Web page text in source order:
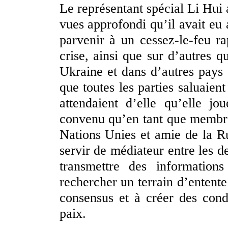
Le représentant spécial Li Hui
vues approfondi qu’il avait eu
parvenir à un cessez-le-feu
crise, ainsi que sur d’autres
Ukraine et dans d’autres
que toutes les parties
attendaient d’elle qu’elle
convenu qu’en tant que
Nations Unies et amie de la
servir de médiateur entre les
transmettre des
rechercher un terrain
consensus et à créer des
paix.